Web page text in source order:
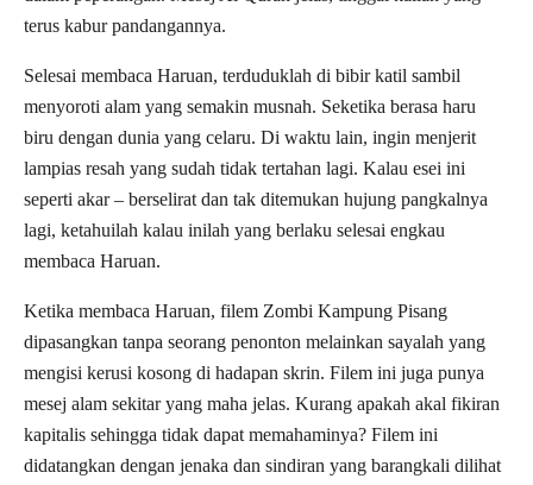
terus kabur pandangannya.
Selesai membaca Haruan, terduduklah di bibir katil sambil
menyoroti alam yang semakin musnah. Seketika berasa haru
biru dengan dunia yang celaru. Di waktu lain, ingin menjerit
lampias resah yang sudah tidak tertahan lagi. Kalau esei ini
seperti akar – berselirat dan tak ditemukan hujung pangkalnya
lagi, ketahuilah kalau inilah yang berlaku selesai engkau
membaca Haruan.
Ketika membaca Haruan, filem Zombi Kampung Pisang
dipasangkan tanpa seorang penonton melainkan sayalah yang
mengisi kerusi kosong di hadapan skrin. Filem ini juga punya
mesej alam sekitar yang maha jelas. Kurang apakah akal fikiran
kapitalis sehingga tidak dapat memahaminya? Filem ini
didatangkan dengan jenaka dan sindiran yang barangkali dilihat